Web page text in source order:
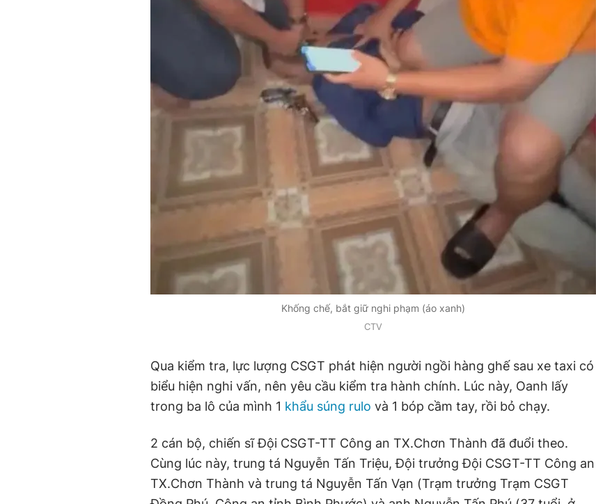
Khống chế, bắt giữ nghi phạm (áo xanh)
CTV
Qua kiểm tra, lực lượng CSGT phát hiện người ngồi hàng ghế sau xe taxi có
biểu hiện nghi vấn, nên yêu cầu kiểm tra hành chính. Lúc này, Oanh lấy
trong ba lô của mình 1 khẩu súng rulo và 1 bóp cầm tay, rồi bỏ chạy.
2 cán bộ, chiến sĩ Đội CSGT-TT Công an TX.Chơn Thành đã đuổi theo.
Cùng lúc này, trung tá Nguyễn Tấn Triệu, Đội trưởng Đội CSGT-TT Công an
TX.Chơn Thành và trung tá Nguyễn Tấn Vạn (Trạm trưởng Trạm CSGT